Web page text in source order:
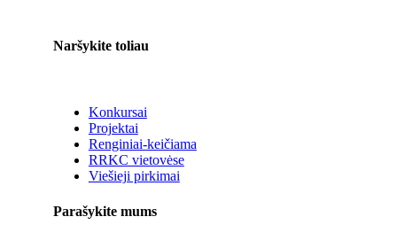
Naršykite toliau
Konkursai
Projektai
Renginiai-keičiama
RRKC vietovėse
Viešieji pirkimai
Parašykite mums